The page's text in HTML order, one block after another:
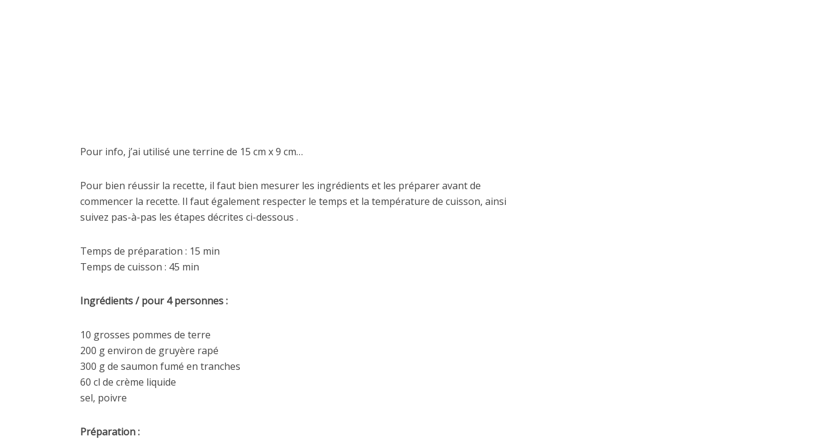
Pour info, j’ai utilisé une terrine de 15 cm x 9 cm…
Pour bien réussir la recette, il faut bien mesurer les ingrédients et les préparer avant de
commencer la recette. Il faut également respecter le temps et la température de cuisson, ainsi
suivez pas-à-pas les étapes décrites ci-dessous .
Temps de préparation : 15 min
Temps de cuisson : 45 min
Ingrédients / pour 4 personnes :
10 grosses pommes de terre
200 g environ de gruyère rapé
300 g de saumon fumé en tranches
60 cl de crème liquide
sel, poivre
Préparation :